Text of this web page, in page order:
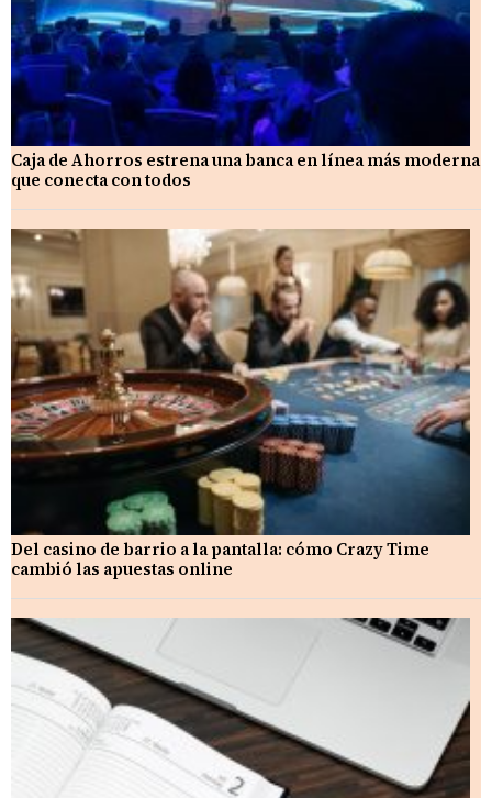
Caja de Ahorros estrena una banca en línea más moderna
que conecta con todos
Del casino de barrio a la pantalla: cómo Crazy Time
cambió las apuestas online